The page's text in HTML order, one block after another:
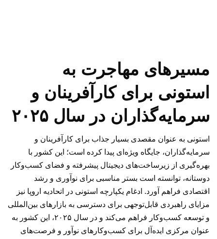
مسیرهای مهاجرت به
استونی برای کارآفرینان و
سرمایه‌گذاران در سال ۲۰۲۵
استونی به عنوان مقصدی بسیار جذاب برای کارآفرینان و
سرمایه‌گذاران، جایگاه ویژه‌ای پیدا کرده است؛ این کشور با
بهره‌گیری از زیرساخت‌های دیجیتال پیشرفته و فضای کسب‌و‌کار
دوستانه، توانسته است بستر مناسبی برای نوآوری و رشد
اقتصادی فراهم آورد. ادغام یکپارچه استونی در اتحادیه اروپا نیز
مزایای راهبردی قابل‌توجهی برای دسترسی به بازارهای بین‌المللی
و توسعه کسب‌وکار فراهم می‌کند و در سال ۲۰۲۵، این کشور به
عنوان مرکزی ایده‌آل برای کسب‌وکارهای نوآور و فرصت‌های